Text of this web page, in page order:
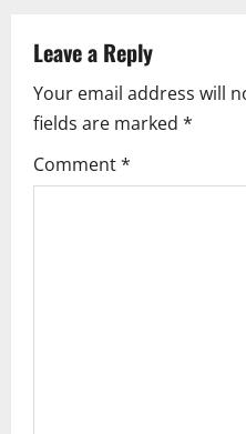
v
i
g
a
Leave a Reply
Your email address will
fields are marked *
Comment*